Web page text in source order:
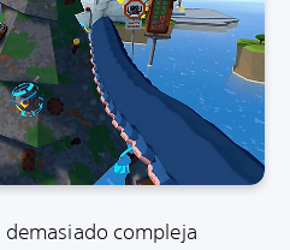
compleja